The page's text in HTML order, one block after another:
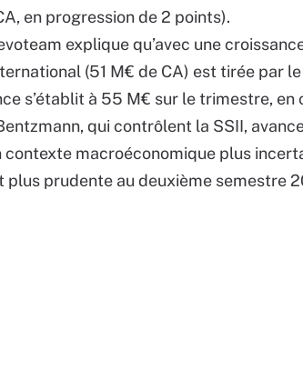
en progression de 2 points).
explique qu’avec une
(51 M€ de CA) est tirée par
s’établit à 55 M€ sur le trimestre, en
qui contrôlent la SSII,
contexte macroéconomique plus
prudente au deuxième semestre